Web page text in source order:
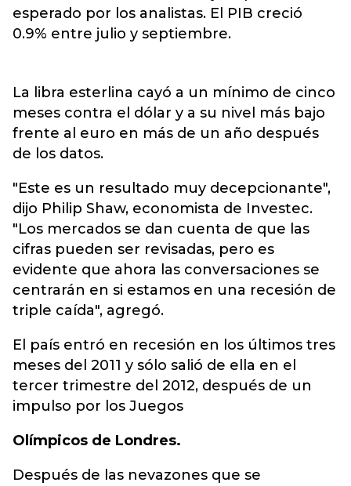
esperado por los analistas. El PIB creció
0.9% entre julio y septiembre.
La libra esterlina cayó a un mínimo de cinco
meses contra el dólar y a su nivel más bajo
frente al euro en más de un año después
de los datos.
"Este es un resultado muy decepcionante",
dijo Philip Shaw, economista de Investec.
"Los mercados se dan cuenta de que las
cifras pueden ser revisadas, pero es
evidente que ahora las conversaciones se
centrarán en si estamos en una recesión de
triple caída", agregó.
El país entró en recesión en los últimos tres
meses del 2011 y sólo salió de ella en el
tercer trimestre del 2012, después de un
impulso por los Juegos
Olímpicos de Londres.
Después de las nevazones que se